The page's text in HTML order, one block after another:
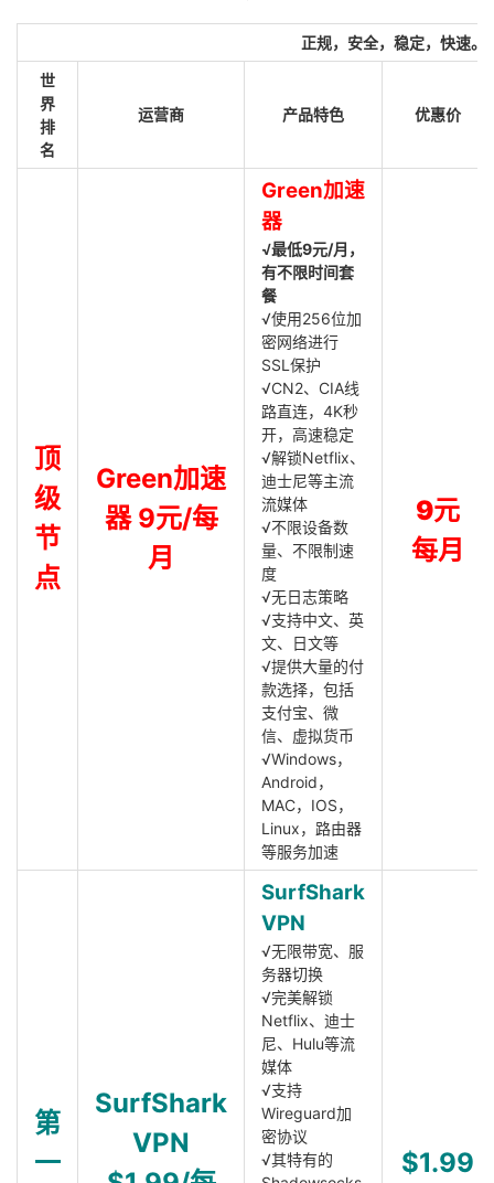
正规，安全，稳定，快速。
世
界
排
名
运营商 产品特色 优惠价
顶
级
节
点
Green加速
器 9元/每
月
Green加速
器
√最低9元/月，
有不限时间套
餐
√使用256位加
密网络进行
SSL保护
√CN2、CIA线
路直连，4K秒
开，高速稳定
√解锁Netflix、
迪士尼等主流
流媒体
√不限设备数
量、不限制速
度
√无日志策略
√支持中文、英
文、日文等
√提供大量的付
款选择，包括
支付宝、微
信、虚拟货币
√Windows，
Android，
MAC，IOS，
Linux，路由器
等服务加速
9元
每月
第
一
SurfShark
VPN
SurfShark
VPN
√无限带宽、服
务器切换
√完美解锁
Netflix、迪士
尼、Hulu等流
媒体
√支持
Wireguard加
密协议
√其特有的
$1.99